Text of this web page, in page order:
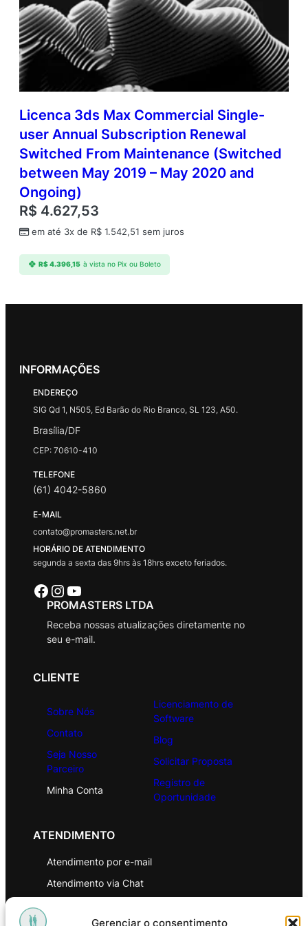
Gerenciar o consentimento
Licenca 3ds Max Commercial Single-
user Annual Subscription Renewal
Switched From Maintenance (Switched
between May 2019 – May 2020 and
Ongoing)
R$ 4.627,53
em até 3x de R$ 1.542,51 sem juros
R$4.396,15 à vista no Pix ou Boleto
INFORMAÇÕES
ENDEREÇO
SIG Qd 1, N505, Ed Barão do Rio Branco, SL 123, A50.
Brasília/DF
CEP: 70610-410
TELEFONE
(61) 4042-5860
E-MAIL
contato@promasters.net.br
HORÁRIO DE ATENDIMENTO
segunda a sexta das 9hrs às 18hrs exceto feriados.
Facebook Instagram Youtube
PROMASTERS LTDA
Receba nossas atualizações diretamente no
seu e-mail.
CLIENTE
Sobre Nós
Contato
Seja Nosso
Parceiro
Minha Conta
Licenciamento de
Software
Blog
Solicitar Proposta
Registro de
Oportunidade
ATENDIMENTO
Atendimento por e-mail
Atendimento via Chat